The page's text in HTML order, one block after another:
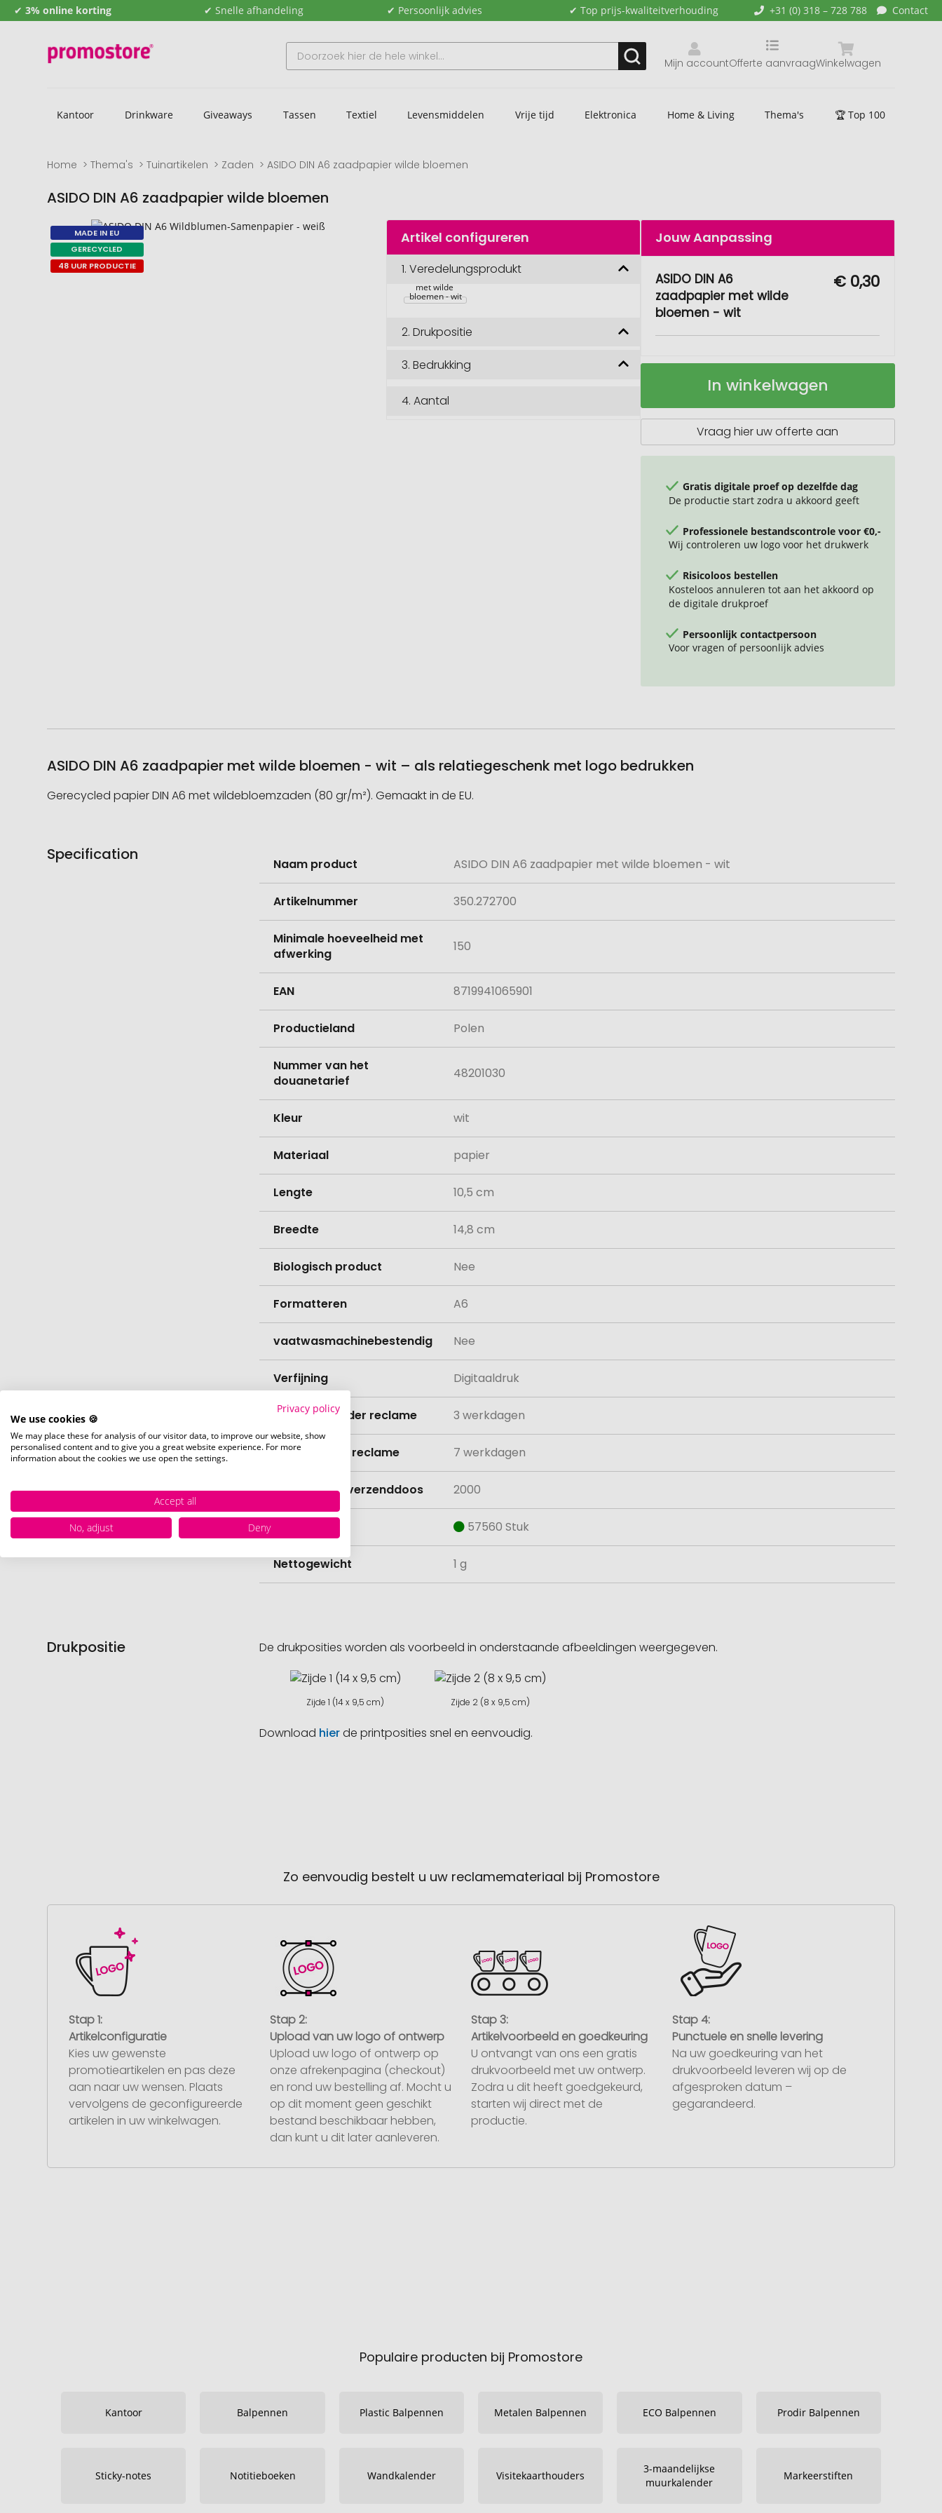
✔ 3% online korting ✔ Snelle afhandeling ✔ Persoonlijk advies ✔ Top prijs-kwaliteitverhouding +31 (0) 318 – 728 788 Contact
Mijn account Winkelwagen
Offerte aanvraag
Kantoor Drinkware Giveaways Tassen Textiel Levensmiddelen Vrije tijd Elektronica Home & Living Thema's 🏆 Top 100
Home Thema's Tuinartikelen Zaden ASIDO DIN A6 zaadpapier wilde bloemen
ASIDO DIN A6 zaadpapier wilde bloemen
Naar
het
einde
van
Naar
het
begin
van
MADE IN EU
GERECYCLED
48 UUR PRODUCTIE
Artikel configureren
1.Veredelungsprodukt
ASIDO DIN A6
met wilde
bloemen - wit
2.Drukpositie
3.Bedrukking
4.Aantal
Jouw Aanpassing
ASIDO DIN A6
zaadpapier met wilde
bloemen - wit
€ 0,30
ASIDO
zaadpapier
Op
In winkelwagen
Vraag hier uw offerte aan
Gratis digitale proef op dezelfde dag
De productie start zodra u akkoord geeft
Professionele bestandscontrole voor €0,-
Wij controleren uw logo voor het drukwerk
Risicoloos bestellen
Kosteloos annuleren tot aan het akkoord op
de digitale drukproef
Persoonlijk contactpersoon
Voor vragen of persoonlijk advies
ASIDO DIN A6 zaadpapier met wilde bloemen - wit – als relatiegeschenk met logo bedrukken
Gerecycled papier DIN A6 met wildebloemzaden (80 gr/m²). Gemaakt in de EU.
Specification
informatie
Naam product ASIDO DIN A6 zaadpapier met wilde bloemen - wit
Artikelnummer 350.272700
Minimale hoeveelheid met
afwerking
150
EAN 8719941065901
Productieland Polen
Nummer van het
douanetarief
48201030
Kleur wit
Materiaal papier
Lengte 10,5 cm
Breedte 14,8 cm
Biologisch product Nee
Formatteren A6
vaatwasmachinebestendig Nee
Verfijning Digitaaldruk
Levertijd zonder reclame 3 werkdagen
Levertijd met reclame 7 werkdagen
Hoeveelheid verzenddoos 2000
57560 Stuk
Nettogewicht 1 g
Drukpositie De drukposities worden als voorbeeld in onderstaande afbeeldingen weergegeven.
Zijde 1 (14 x 9,5 cm) Zijde 2 (8 x 9,5 cm)
Download hierde printposities snel en eenvoudig.
Zo eenvoudig bestelt u uw reclamemateriaal bij Promostore
Stap 1:
Artikelconfiguratie
Kies uw gewenste
promotieartikelen en pas deze
aan naar uw wensen. Plaats
vervolgens de geconfigureerde
artikelen in uw winkelwagen.
Stap 2:
Upload van uw logo of ontwerp
Upload uw logo of ontwerp op
onze afrekenpagina (checkout)
en rond uw bestelling af. Mocht u
op dit moment geen geschikt
bestand beschikbaar hebben,
dan kunt u dit later aanleveren.
Stap 3:
Artikelvoorbeeld en goedkeuring
U ontvangt van ons een gratis
drukvoorbeeld met uw ontwerp.
Zodra u dit heeft goedgekeurd,
starten wij direct met de
productie.
Stap 4:
Punctuele en snelle levering
Na uw goedkeuring van het
drukvoorbeeld leveren wij op de
afgesproken datum –
gegarandeerd.
Populaire producten bij Promostore
Kantoor Balpennen Plastic Balpennen Metalen Balpennen ECO Balpennen Prodir Balpennen
Sticky-notes Notitieboeken Wandkalender Visitekaarthouders
3-maandelijkse
muurkalender
Markeerstiften
Privacy policy
We use cookies 🍪
We may place these for analysis of our visitor data, to improve our website, show
personalised content and to give you a great website experience. For more
information about the cookies we use open the settings.
Accept all
No, adjust
Deny